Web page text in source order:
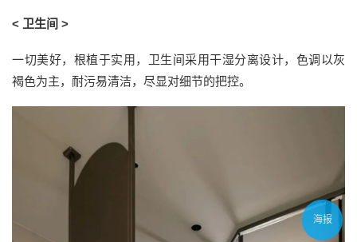
< 卫生间 >
一切美好，根植于实用，卫生间采用干湿分离设计，色调以灰
褐色为主，耐污易清洁，尽显对细节的把控。
海报